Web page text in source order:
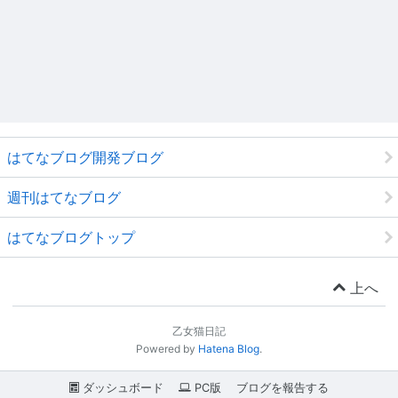
はてなブログ開発ブログ
週刊はてなブログ
はてなブログトップ
上へ
乙女猫日記
Powered by Hatena Blog.
ダッシュボード PC版 ブログを報告する